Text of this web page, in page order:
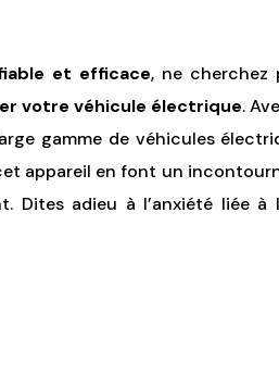
et efficace, ne cherchez
votre véhicule électrique.
gamme de véhicules
appareil en font un
Dites adieu à l’anxiété liée